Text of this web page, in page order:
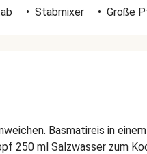
• Stabmixer • Große
Basmatireis in
250 ml Salzwasser zum